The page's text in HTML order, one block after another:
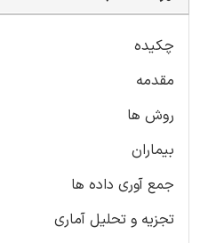
چکیده
مقدمه
روش ها
بیماران
جمع آوری داده ها
تجزیه و تحلیل آماری